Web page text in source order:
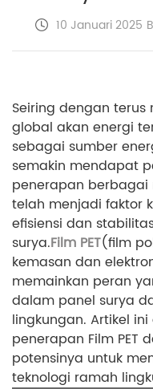
10 Januari 2025
Seiring dengan
global akan energi
sebagai sumber
semakin mendapat
penerapan
telah menjadi faktor
efisiensi dan
surya.Film PET(film
kemasan dan
memainkan peran
dalam panel surya
lingkungan. Artikel
penerapan Film PET
potensinya untuk
teknologi ramah